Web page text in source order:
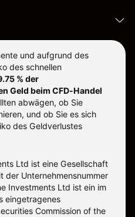
und aufgrund des
des schnellen
% der
Geld beim CFD-Handel
abwägen, ob Sie
und ob Sie es sich
des Geldverlustes
Ltd ist eine Gesellschaft
der Unternehmensnummer
Investments Ltd ist ein im
eingetragenes
Commission of the